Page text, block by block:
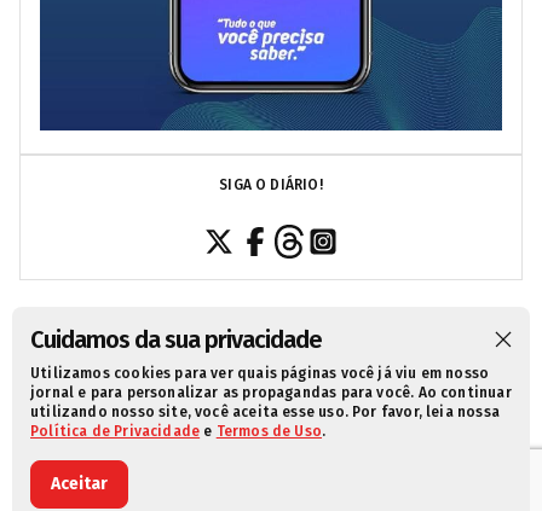
Cuidamos da sua privacidade
Utilizamos cookies para ver quais páginas você já viu em nosso
jornal e para personalizar as propagandas para você. Ao continuar
utilizando nosso site, você aceita esse uso. Por favor, leia nossa
Política de Privacidade e Termos de Uso.
Aceitar
SIGA O DIÁRIO!
SOBRE NÓSCONTATOPOLÍTICA DE PRIVACIDADE
TERMOS DE USO
© 2021 Diário da Redação. Todos os direitos reservados.